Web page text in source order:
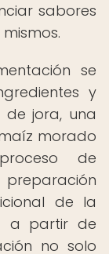
sabores
se
y
de jora, una
morado
de
de la
a partir de
no solo